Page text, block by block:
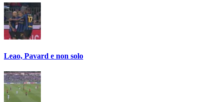
Leao, Pavard e non solo